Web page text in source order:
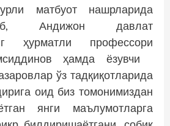
матбуот нашрларида
Андижон давлат
ҳурматли профессори
ҳамда ёзувчи
ўз тадқиқотларида
оид биз томонимиздан
янги маълумотларга